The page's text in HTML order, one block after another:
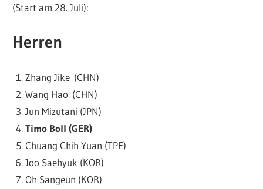
(Start am 28. Juli):
Herren
Zhang Jike (CHN)
Wang Hao (CHN)
Jun Mizutani (JPN)
Timo Boll (GER)
Chuang Chih Yuan (TPE)
Joo Saehyuk (KOR)
Oh Sangeun (KOR)